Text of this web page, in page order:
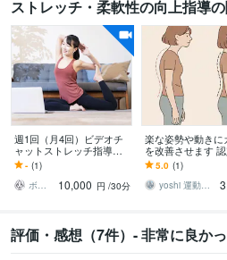
ストレッチ・柔軟性の向上指導
週1回（月4回）ビデオチ
ャットストレッチ指導し
ます 週1回の継続的なスト
レッチで、柔軟性と姿勢
を確実に向上！
- (1)
ボディトレーナーSHIORI
10,000 円 /30分
楽な姿勢や動きに
を改善させます 認
療法士が指導する
なカラダの使い方
改善
5.0 (1)
yoshi 運動器認定理学療法士
評価・感想（7件）- 非常に良か